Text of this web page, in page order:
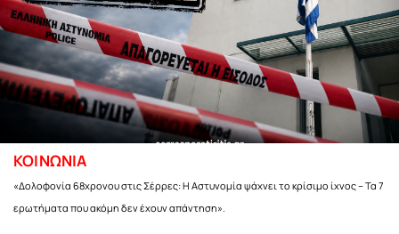
ΚΟΙΝΩΝΙΑ
«Δολοφονία 68χρονου στις Σέρρες: Η Αστυνομία ψάχνει το κρίσιμο ίχνος – Τα 7
ερωτήματα που ακόμη δεν έχουν απάντηση».